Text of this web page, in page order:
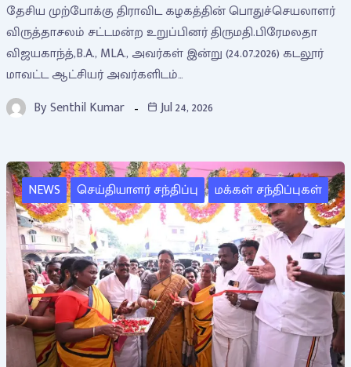
தேசிய முற்போக்கு திராவிட கழகத்தின் பொதுச்செயலாளர்
விருத்தாசலம் சட்டமன்ற உறுப்பினர் திருமதி.பிரேமலதா
விஜயகாந்த்,B.A., MLA., அவர்கள் இன்று (24.07.2026) கடலூர்
மாவட்ட ஆட்சியர் அவர்களிடம்…
BySenthil Kumar Jul 24, 2026
NEWS செய்தியாளர் சந்திப்பு மக்கள் சந்திப்புகள்